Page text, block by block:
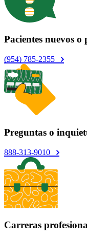
Pacientes nuevos o
(954) 785-2355
Preguntas o
888-313-9010
Carreras